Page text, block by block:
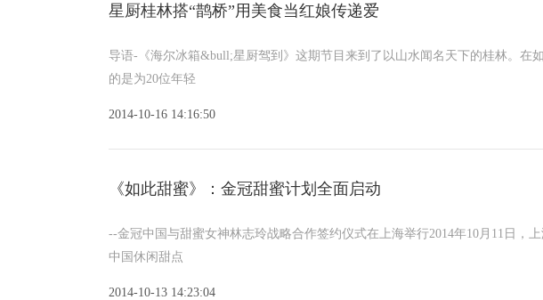
星厨桂林搭“鹊桥”用美食当红娘传递爱
导语-《海尔冰箱&bull;星厨驾到》这期节目来到了以山水闻名天下的桂林。在
的是为20位年轻
2014-10-16 14:16:50
《如此甜蜜》：金冠甜蜜计划全面启动
--金冠中国与甜蜜女神林志玲战略合作签约仪式在上海举行2014年10月11日，
中国休闲甜点
2014-10-13 14:23:04